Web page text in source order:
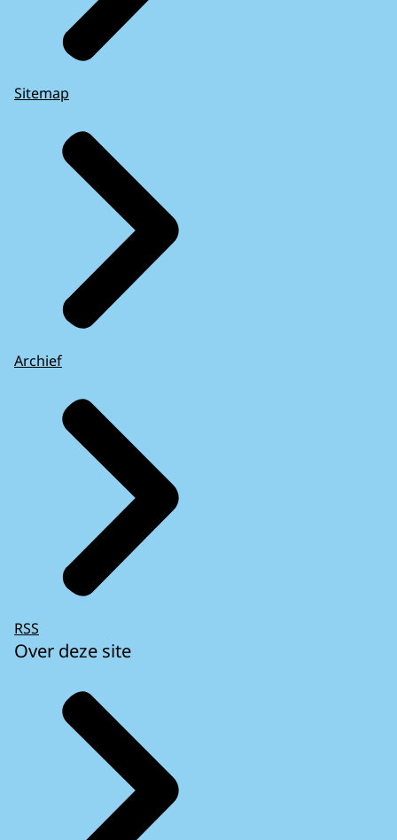
Sitemap
Archief
RSS
Over deze site